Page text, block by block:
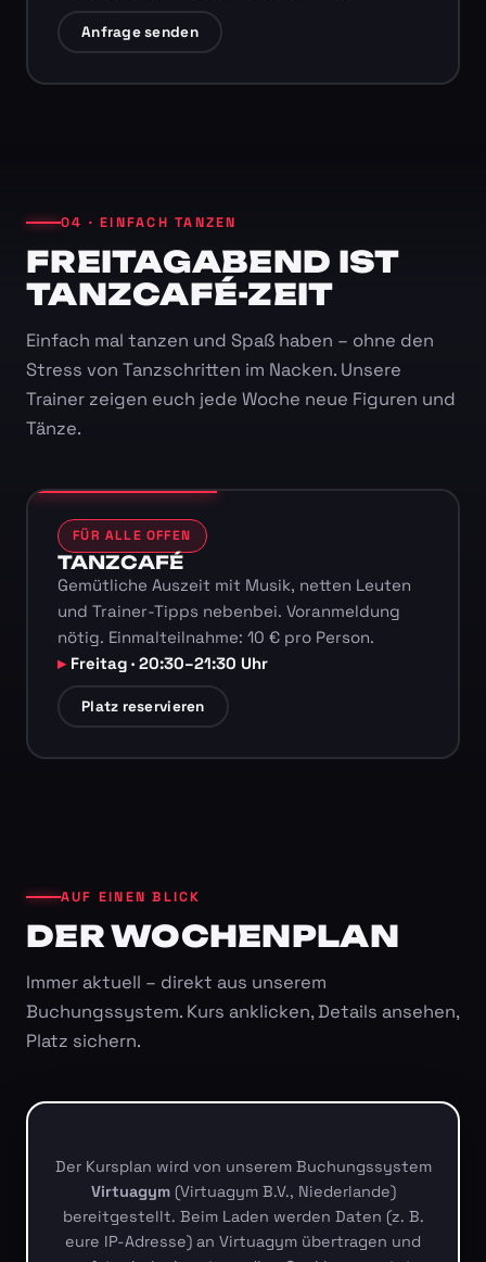
Anfrage senden
04 · EINFACH TANZEN
FREITAGABEND IST
TANZCAFÉ-ZEIT
Einfach mal tanzen und Spaß haben – ohne den
Stress von Tanzschritten im Nacken. Unsere
Trainer zeigen euch jede Woche neue Figuren und
Tänze.
FÜR ALLE OFFEN
TANZCAFÉ
Gemütliche Auszeit mit Musik, netten Leuten
und Trainer-Tipps nebenbei. Voranmeldung
nötig. Einmalteilnahme: 10 € pro Person.
Freitag · 20:30–21:30 Uhr
Platz reservieren
AUF EINEN BLICK
DER WOCHENPLAN
Immer aktuell – direkt aus unserem
Buchungssystem. Kurs anklicken, Details ansehen,
Platz sichern.
Der Kursplan wird von unserem Buchungssystem
Virtuagym(Virtuagym B.V., Niederlande)
bereitgestellt. Beim Laden werden Daten (z. B.
eure IP-Adresse) an Virtuagym übertragen und